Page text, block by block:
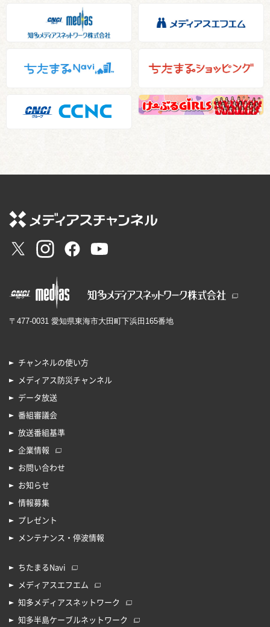
〒477-0031 愛知県東海市大田町下浜田165番地
チャンネルの使い方
メディアス防災チャンネル
データ放送
番組審議会
放送番組基準
企業情報
お問い合わせ
お知らせ
情報募集
プレゼント
メンテナンス・停波情報
ちたまるNavi
メディアスエフエム
知多メディアスネットワーク
知多半島ケーブルネットワーク